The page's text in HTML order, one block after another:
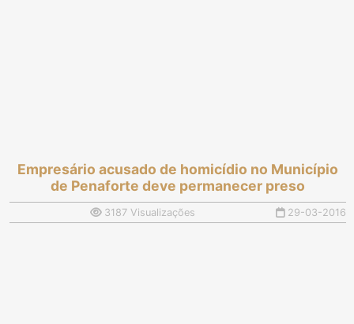
Empresário acusado de homicídio no Município
de Penaforte deve permanecer preso
3187 Visualizações 29-03-2016